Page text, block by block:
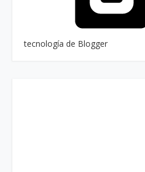
tecnología de Blogger